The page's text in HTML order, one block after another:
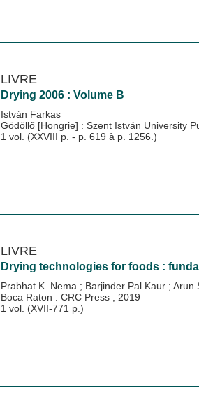
LIVRE
Drying 2006 : Volume B
István Farkas
Gödöllő [Hongrie] : Szent István University
1 vol. (XXVIII p. - p. 619 à p. 1256.)
LIVRE
Drying technologies for foods :
Prabhat K. Nema ; Barjinder Pal Kaur ; Arun
Boca Raton : CRC Press ; 2019
1 vol. (XVII-771 p.)